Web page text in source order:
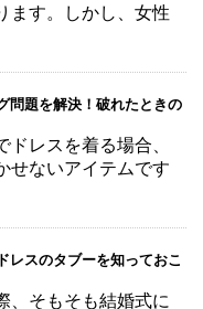
ます。しかし、女性
問題を解決！破れたときの
レスを着る場合、
せないアイテムです
レスのタブーを知っておこ
、そもそも結婚式に